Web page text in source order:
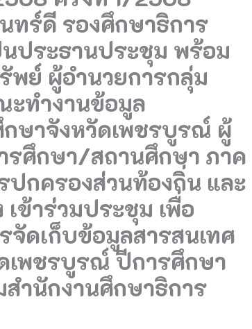
ทร์ดี รองศึกษาธิการ
ประธานประชุม พร้อม
พย์ ผู้อำนวยการกลุ่ม
ทำงานข้อมูล
กษาจังหวัดเพชรบูรณ์ ผู้
รศึกษา/สถานศึกษา ภาค
ปกครองส่วนท้องถิ่น และ
ข้าร่วมประชุม เพื่อ
ดเก็บข้อมูลสารสนเทศ
เพชรบูรณ์ ปีการศึกษา
ำนักงานศึกษาธิการ